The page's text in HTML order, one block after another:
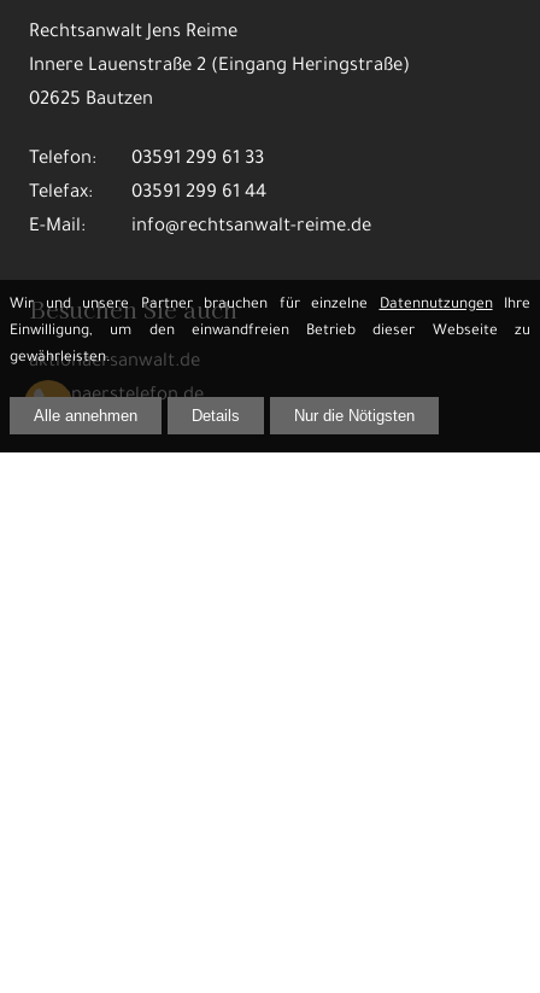
Rechtsanwalt Jens Reime
Innere Lauenstraße 2 (Eingang Heringstraße)
02625 Bautzen
Telefon:
03591 299 61 33
Telefax:
03591 299 61 44
E-Mail:
info@rechtsanwalt-reime.de
Besuchen Sie auch
aktionaersanwalt.de
aktionaerstelefon.de
reime.law
Wir und unsere Partner brauchen für einzelneDatennutzungenIhre
Einwilligung, um den einwandfreien Betrieb dieser Webseite zu
gewährleisten.
Alle annehmen Details Nur die Nötigsten